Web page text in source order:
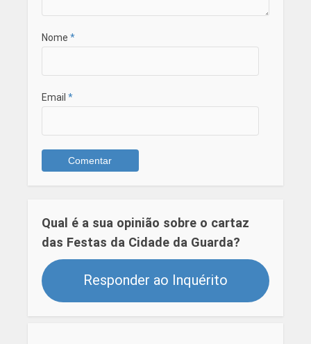
Nome *
Email *
Qual é a sua opinião sobre o cartaz
das Festas da Cidade da Guarda?
Responder ao Inquérito